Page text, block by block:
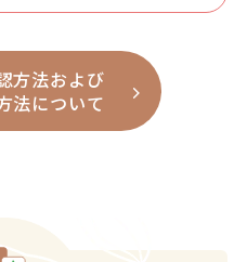
方法および
法について